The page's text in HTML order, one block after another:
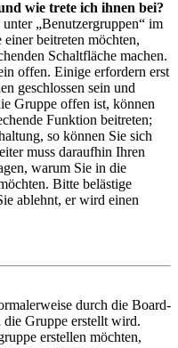
wie trete ich ihnen bei?
„Benutzergruppen“ im
beitreten möchten,
Schaltfläche machen.
offen. Einige erfordern erst
geschlossen sein und
Gruppe offen ist, können
Funktion beitreten;
so können Sie sich
muss daraufhin Ihren
warum Sie in die
Bitte belästige
ablehnt, er wird einen
durch die Board-
Gruppe erstellt wird.
erstellen möchten,